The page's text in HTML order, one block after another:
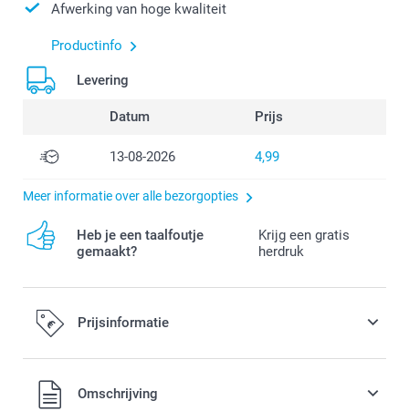
Afwerking van hoge kwaliteit
Productinfo
Levering
Datum Prijs
13-08-2026 4,99
Meer informatie over alle bezorgopties
Heb je een taalfoutje
gemaakt?
Krijg een gratis
herdruk
Prijsinformatie
Alle prijzen zijn in EURO (€) inclusief BTW en exclusief
verzendkosten.Omschrijving